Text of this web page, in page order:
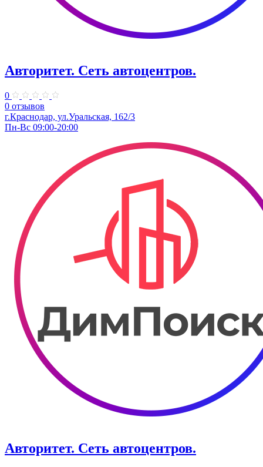
Авторитет. ​Сеть автоцентров.
0
0 отзывов
г.Краснодар, ул.Уральская, 162/3
Пн-Вс 09:00-20:00
Авторитет. ​Сеть автоцентров.